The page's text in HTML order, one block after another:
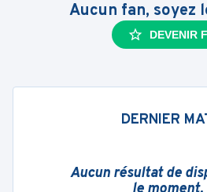
Aucun fan, soyez
DEVENIR
DERNIER
Aucun résultat de